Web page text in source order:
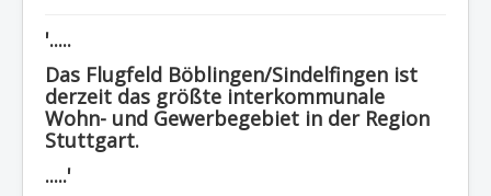
WISSEN - aktuell
Region - BBSifi
Verlag
'.....
Das Flugfeld Böblingen/Sindelfingen ist
derzeit das größte interkommunale
Wohn- und Gewerbegebiet in der Region
Stuttgart.
.....'